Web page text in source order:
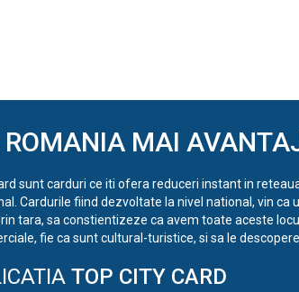
ROMANIA MAI
sunt carduri ce iti ofera reduceri instant in
Cardurile fiind dezvoltate la nivel national, vin ca
tara, sa constientizeze ca avem toate aceste
fie ca sunt cultural-turistice, si sa le
TOP CITY CARD